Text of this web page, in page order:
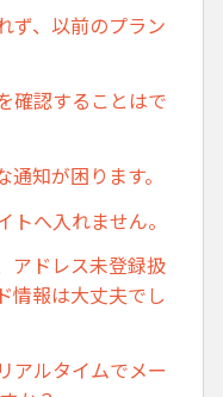
ず、以前のプラン
確認することはで
知が困ります。
トへ入れません。
アドレス未登録扱
情報は大丈夫でし
アルタイムでメー